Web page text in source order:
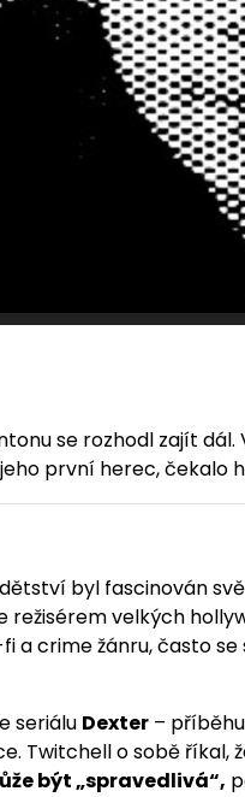
se rozhodl zajít
první herec, čekalo
byl fascinován
velkých
a crime žánru, často
seriálu Dexter–
Twitchell o sobě říkal,
být „spravedlivá“,